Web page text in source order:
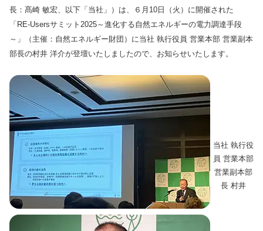
長：髙崎 敏宏、以下「当社」）は、６月10日（火）に開催された
「RE-Usersサミット2025～進化する自然エネルギーの電力調達手段
～」（主催：自然エネルギー財団）に当社 執行役員 営業本部 営業副本
部長の村井 洋介が登壇いたしましたので、お知らせいたします。
当社 執行役
員 営業本部
営業副本部
長 村井